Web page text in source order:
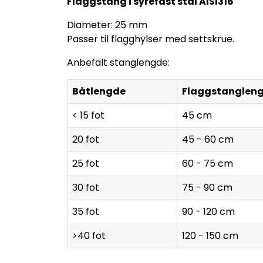
Diameter: 25 mm
Passer til flagghylser med settskrue.
Anbefalt stanglengde:
Båtlengde
< 15 fot
45 cm
20 fot
45 - 60 cm
25 fot
60 - 75 cm
30 fot
75 - 90 cm
35 fot
90 - 120 cm
>40 fot
120 - 150 cm